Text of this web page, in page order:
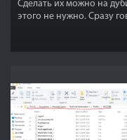
Сделать их можно на
этого не нyжно. Сразу